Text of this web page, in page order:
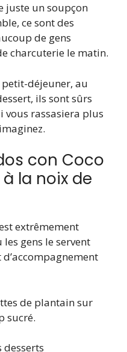
juste un soupçon
ce sont des
de gens
charcuterie le matin.
déjeuner, au
ils sont sûrs
vous rassasiera plus
​​con Coco
la noix de
extrêmement
gens le servent
de plantain sur
sucré.
desserts